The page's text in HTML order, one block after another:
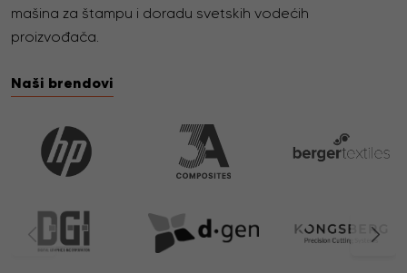
mašina za štampu i doradu svetskih vodećih
proizvođača.
Naši brendovi